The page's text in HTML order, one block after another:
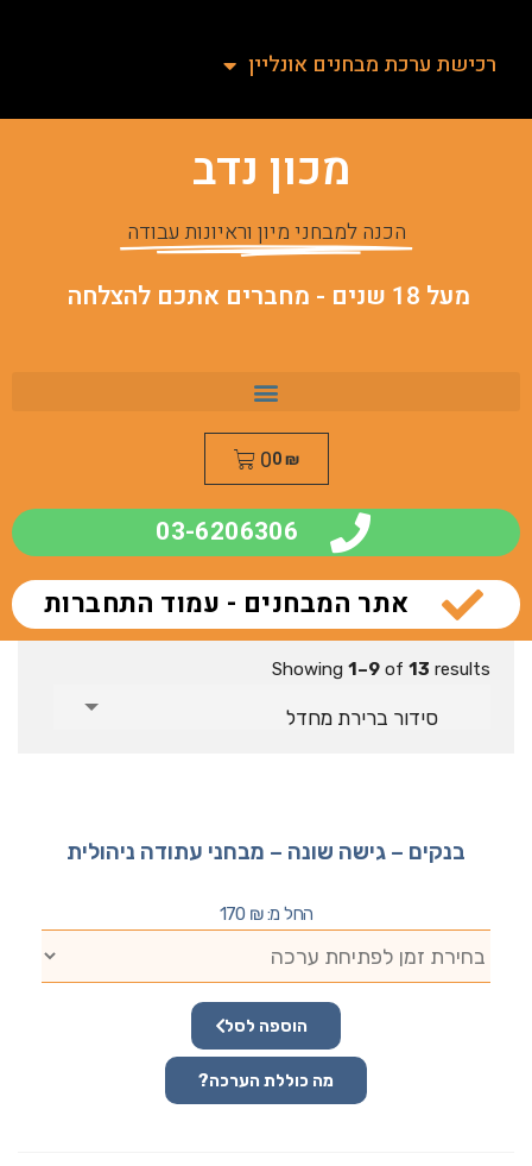
רכישת ערכת מבחנים אונליין
מכון נדב
הכנה למבחני מיון וראיונות עבודה
מעל 18 שנים - מחברים אתכם להצלחה
0₪
0
03-6206306
אתר המבחנים - עמוד התחברות
Showing 1–9 of 13 results
סידור ברירת מחדל
בנקים – גישה שונה – מבחני עתודה ניהולית
החל מ: 170 ₪
הוספה לסל
מה כוללת הערכה?